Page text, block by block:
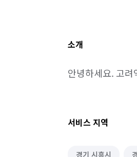
소개
안녕하세요. 고
서비스 지역
경기 시흥시